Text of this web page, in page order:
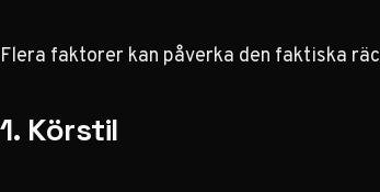
Flera faktorer kan påverka den faktiska
1. Körstil